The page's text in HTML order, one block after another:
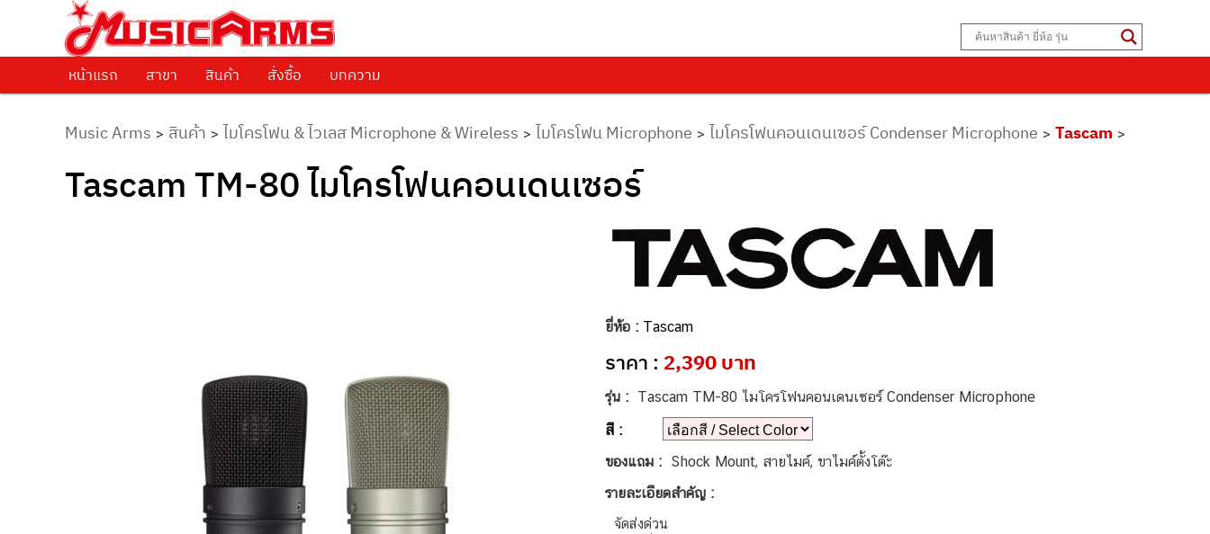
Music Arms
ศูนย์รวมครื่องดนตรีทุกชนิด ตั้งแต่เริ่มต้นถึงมืออาชีพ
Skip to primary content
หน้าแรก สาขา สินค้า สั่งซื้อ บทความ
Music Arms > สินค้า > ไมโครโฟน & ไวเลส Microphone & Wireless > ไมโครโฟน Microphone > ไมโครโฟนคอนเดนเซอร์ Condenser Microphone > Tascam >
Tascam TM-80 ไมโครโฟนคอนเดนเซอร์
ยี่ห้อ : Tascam
ราคา : 2,390 บาท
รุ่น : Tascam TM-80 ไมโครโฟนคอนเดนเซอร์ Condenser Microphone
สี :
ของแถม : Shock Mount, สายไมค์, ขาไมค์ตั้งโต๊ะ
รายละเอียดสำคัญ :
จัดส่งด่วน